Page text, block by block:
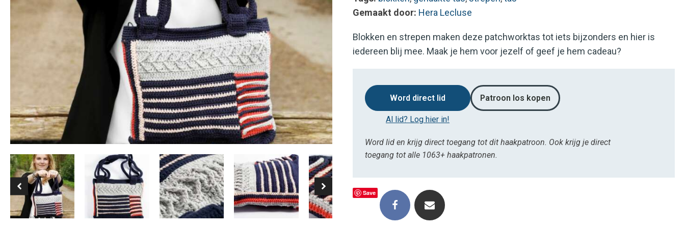
Gemaakt door: Hera Lecluse
Blokken en strepen maken deze patchworktas tot iets bijzonders en hier is
iedereen blij mee. Maak je hem voor jezelf of geef je hem cadeau?
Word direct lid
Al lid? Log hier in!
Patroon los kopen
Word lid en krijg direct toegang tot dit haakpatroon. Ook krijg je direct
toegang tot alle 1063+ haakpatronen.
Save